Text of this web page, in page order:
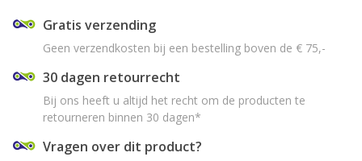
Gratis verzending
Geen verzendkosten bij een bestelling boven de € 75,-
30 dagen retourrecht
Bij ons heeft u altijd het recht om de producten te
retourneren binnen 30 dagen*
Vragen over dit product?